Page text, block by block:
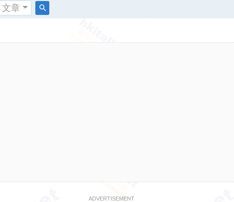
文章
ADVERTISEMENT